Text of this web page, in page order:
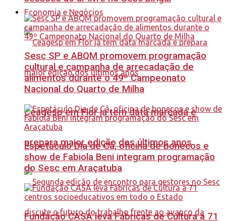
Economia e Negócios
Ceagesp em Flor já tem data marcada e
prepara maior edição dos últimos anos
Sesc SP e ABQM promovem programação
cultural e campanha de arrecadação de
alimentos durante o 49º Campeonato
Nacional do Quarto de Milha
Espetáculo Dia de Cã, oficina de bonecos e
show de Fabiola Beni integram programação
do Sesc em Araçatuba
Fundação CASA leva Fábricas de Cultura a 71